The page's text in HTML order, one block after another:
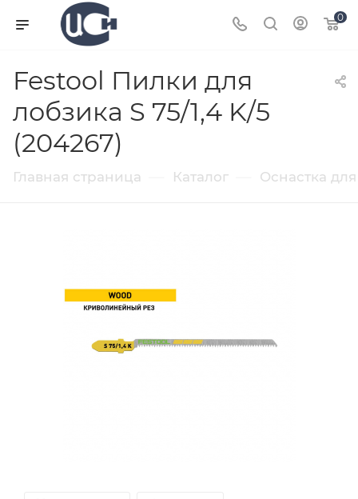
0
Festool Пилки для
лобзика S 75/1,4 K/5
(204267)
Главная страница Каталог Оснастка